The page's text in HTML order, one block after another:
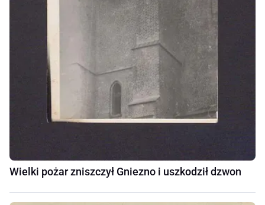
Wielki pożar zniszczył Gniezno i uszkodził dzwon